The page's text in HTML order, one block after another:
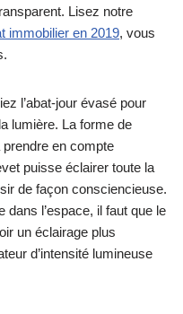
Lisez notre
immobilier en 2019, vous
l’abat-jour évasé pour
lumière. La forme de
prendre en compte
puisse éclairer toute la
de façon consciencieuse.
dans l’espace, il faut que le
un éclairage plus
d’intensité lumineuse